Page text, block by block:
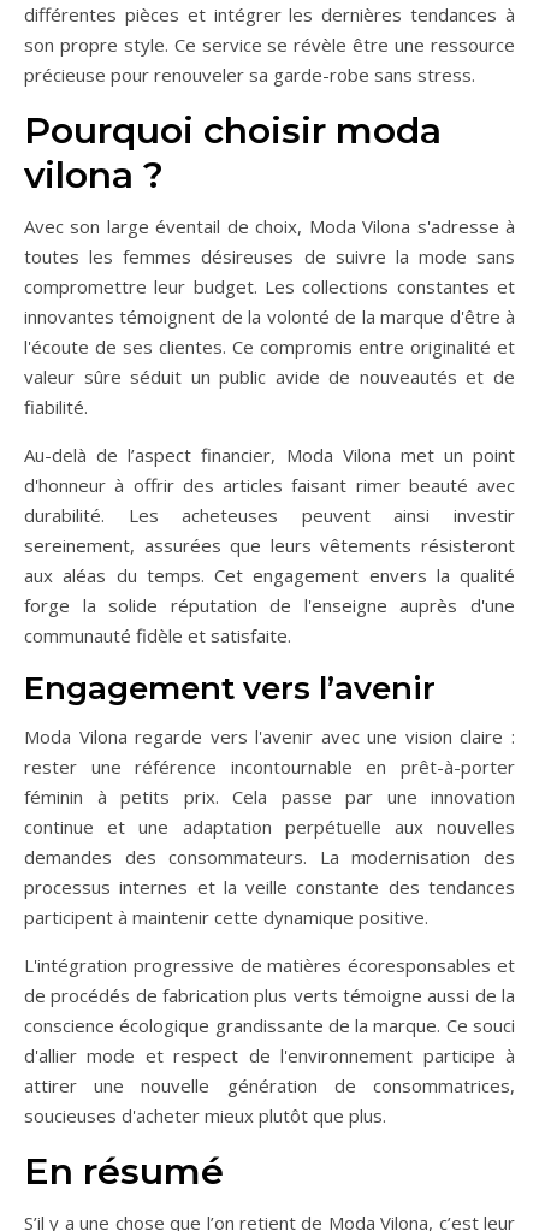
différentes pièces et intégrer les dernières tendances à
son propre style. Ce service se révèle être une ressource
précieuse pour renouveler sa garde-robe sans stress.
Pourquoi choisir moda
vilona ?
Avec son large éventail de choix, Moda Vilona s'adresse à
toutes les femmes désireuses de suivre la mode sans
compromettre leur budget. Les collections constantes et
innovantes témoignent de la volonté de la marque d'être à
l'écoute de ses clientes. Ce compromis entre originalité et
valeur sûre séduit un public avide de nouveautés et de
fiabilité.
Au-delà de l’aspect financier, Moda Vilona met un point
d'honneur à offrir des articles faisant rimer beauté avec
durabilité. Les acheteuses peuvent ainsi investir
sereinement, assurées que leurs vêtements résisteront
aux aléas du temps. Cet engagement envers la qualité
forge la solide réputation de l'enseigne auprès d'une
communauté fidèle et satisfaite.
Engagement vers l’avenir
Moda Vilona regarde vers l'avenir avec une vision claire :
rester une référence incontournable en prêt-à-porter
féminin à petits prix. Cela passe par une innovation
continue et une adaptation perpétuelle aux nouvelles
demandes des consommateurs. La modernisation des
processus internes et la veille constante des tendances
participent à maintenir cette dynamique positive.
L'intégration progressive de matières écoresponsables et
de procédés de fabrication plus verts témoigne aussi de la
conscience écologique grandissante de la marque. Ce souci
d'allier mode et respect de l'environnement participe à
attirer une nouvelle génération de consommatrices,
soucieuses d'acheter mieux plutôt que plus.
En résumé
S’il y a une chose que l’on retient de Moda Vilona, c’est leur